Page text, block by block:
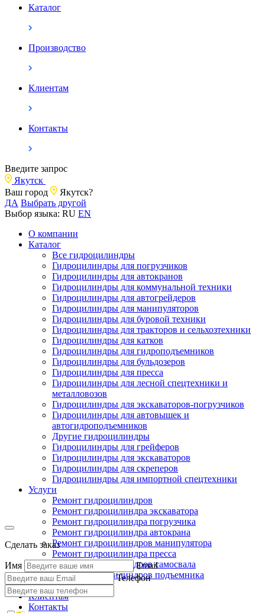
Каталог
Производство
Клиентам
Контакты
Введите запрос
Якутск
Ваш город
Якутск?
ДА Выбрать другой
Выбор языка: RU EN
О компании
Каталог
Все гидроцилиндры
Гидроцилиндры для погрузчиков
Гидроцилиндры для автокранов
Гидроцилиндры для коммунальной техники
Гидроцилиндры для автогрейдеров
Гидроцилиндры для манипуляторов
Гидроцилиндры для буровой техники
Гидроцилиндры для тракторов и сельхозтехники
Гидроцилиндры для катков
Гидроцилиндры для гидроподъемников
Гидроцилиндры для бульдозеров
Гидроцилиндры для пресса
Гидроцилиндры для лесной спецтехники и
металловозов
Гидроцилиндры для экскаваторов-погрузчиков
Гидроцилиндры для автовышек и
автогидроподъемников
Другие гидроцилиндры
Гидроцилиндры для грейферов
Гидроцилиндры для экскаваторов
Гидроцилиндры для скреперов
Гидроцилиндры для импортной спецтехники
Услуги
Ремонт гидроцилиндров
Ремонт гидроцилиндра экскаватора
Ремонт гидроцилиндра погрузчика
Ремонт гидроцилиндра автокрана
Ремонт гидроцилиндров манипулятора
Ремонт гидроцилиндра пресса
Ремонт гидроцилиндров самосвала
Ремонт гидроцилиндров подъемника
Производство
Клиентам
Контакты
Сделать заказ
Имя
Email
Телефон